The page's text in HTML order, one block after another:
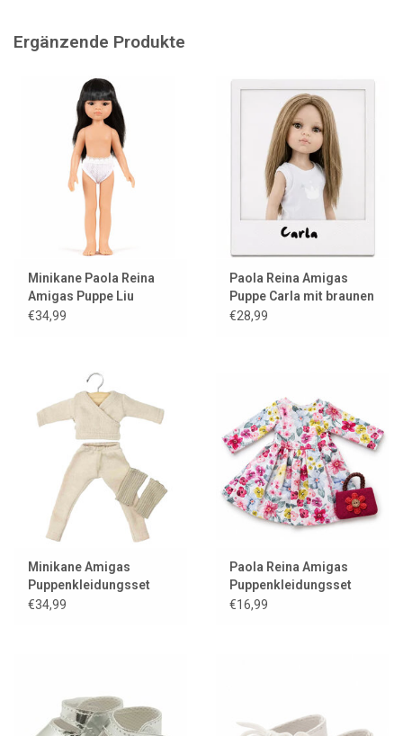
Ergänzende Produkte
Minikane Paola Reina
Amigas Puppe Liu
€34,99
Paola Reina Amigas
Puppe Carla mit braunen
Augen
€28,99
Minikane Amigas
Puppenkleidungsset
Ensemble Roxane en
€34,99
Paola Reina Amigas
Puppenkleidungsset
Rosa
€16,99